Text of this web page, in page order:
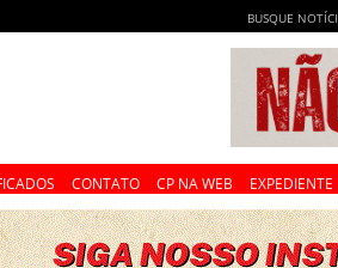
BUSQUE
CONTATO CP NA WEB EXPEDIENTE